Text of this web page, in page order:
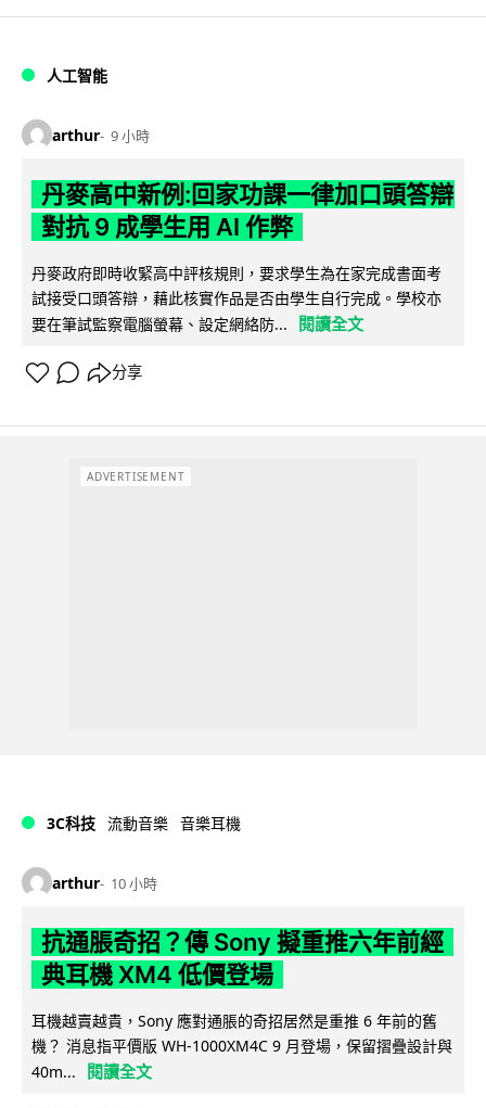
人工智能
arthur 9 小時
丹麥高中新例:回家功課一律加口頭答辯
對抗 9 成學生用 AI 作弊
丹麥政府即時收緊高中評核規則，要求學生為在家完成書面考
試接受口頭答辯，藉此核實作品是否由學生自行完成。學校亦
要在筆試監察電腦螢幕、設定網絡防...
閱讀全文
分享
ADVERTISEMENT
3C科技 流動音樂 音樂耳機
arthur 10 小時
抗通脹奇招？傳 Sony 擬重推六年前經
典耳機 XM4 低價登場
耳機越賣越貴，Sony 應對通脹的奇招居然是重推 6 年前的舊
機？ 消息指平價版 WH-1000XM4C 9 月登場，保留摺疊設計與
40m...
閱讀全文